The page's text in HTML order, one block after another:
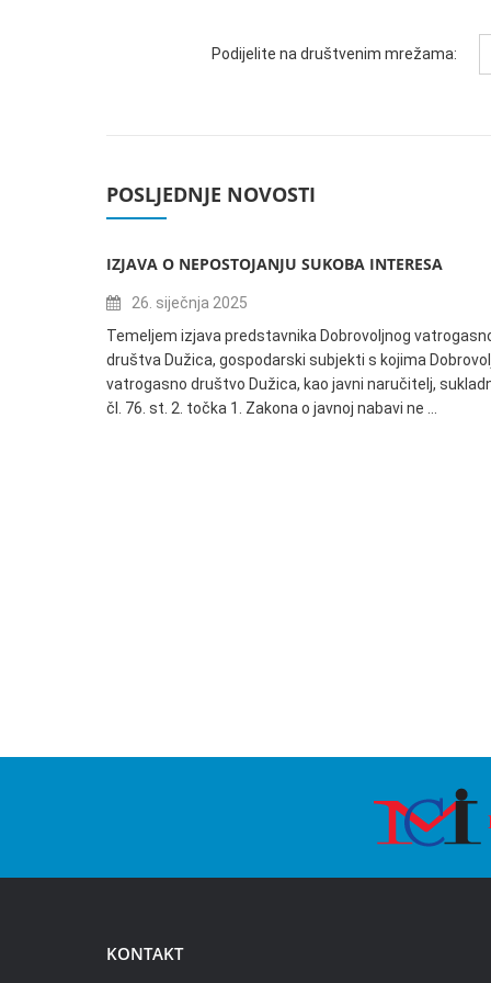
Podijelite na društvenim mrežama:
POSLJEDNJE NOVOSTI
IZJAVA O NEPOSTOJANJU SUKOBA INTERESA
26. siječnja 2025
Temeljem izjava predstavnika Dobrovoljnog
društva Dužica, gospodarski subjekti s kojima
vatrogasno društvo Dužica, kao javni naručitelj,
čl. 76. st. 2. točka 1. Zakona o javnoj nabavi ne …
KONTAKT